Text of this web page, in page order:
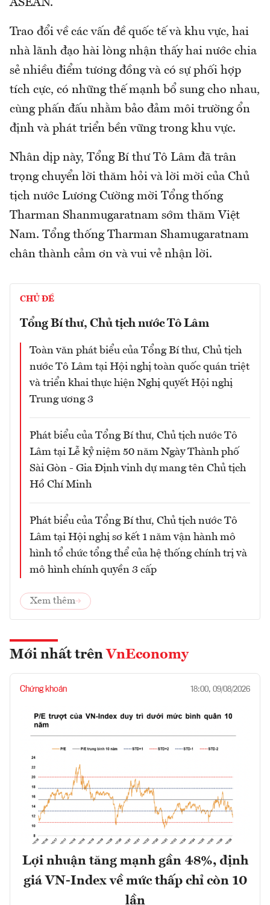
ASEAN.
Trao đổi về các vấn đề quốc tế và khu vực, hai
nhà lãnh đạo hài lòng nhận thấy hai nước chia
sẻ nhiều điểm tương đồng và có sự phối hợp
tích cực, có những thế mạnh bổ sung cho nhau,
cùng phấn đấu nhằm bảo đảm môi trường ổn
định và phát triển bền vững trong khu vực.
Nhân dịp này, Tổng Bí thư Tô Lâm đã trân
trọng chuyển lời thăm hỏi và lời mời của Chủ
tịch nước Lương Cường mời Tổng thống
Tharman Shanmugaratnam sớm thăm Việt
Nam. Tổng thống Tharman Shamugaratnam
chân thành cảm ơn và vui vẻ nhận lời.
CHỦ ĐỀ
Tổng Bí thư, Chủ tịch nước Tô Lâm
Toàn văn phát biểu của Tổng Bí thư, Chủ tịch
nước Tô Lâm tại Hội nghị toàn quốc quán triệt
và triển khai thực hiện Nghị quyết Hội nghị
Trung ương 3
Phát biểu của Tổng Bí thư, Chủ tịch nước Tô
Lâm tại Lễ kỷ niệm 50 năm Ngày Thành phố
Sài Gòn - Gia Định vinh dự mang tên Chủ tịch
Hồ Chí Minh
Phát biểu của Tổng Bí thư, Chủ tịch nước Tô
Lâm tại Hội nghị sơ kết 1 năm vận hành mô
hình tổ chức tổng thể của hệ thống chính trị và
mô hình chính quyền 3 cấp
Xem thêm
Mới nhất trên VnEconomy
Chứng khoán 18:00, 09/08/2026
Lợi nhuận tăng mạnh gần 48%, định
giá VN-Index về mức thấp chỉ còn 10
lần